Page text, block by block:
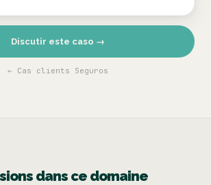
Discutir este caso →
← Cas clients Seguros
dans ce domaine